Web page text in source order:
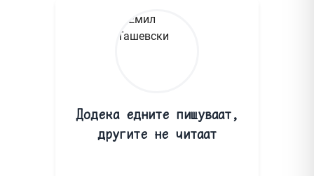
Додека едните пишуваат,
другите не читаат